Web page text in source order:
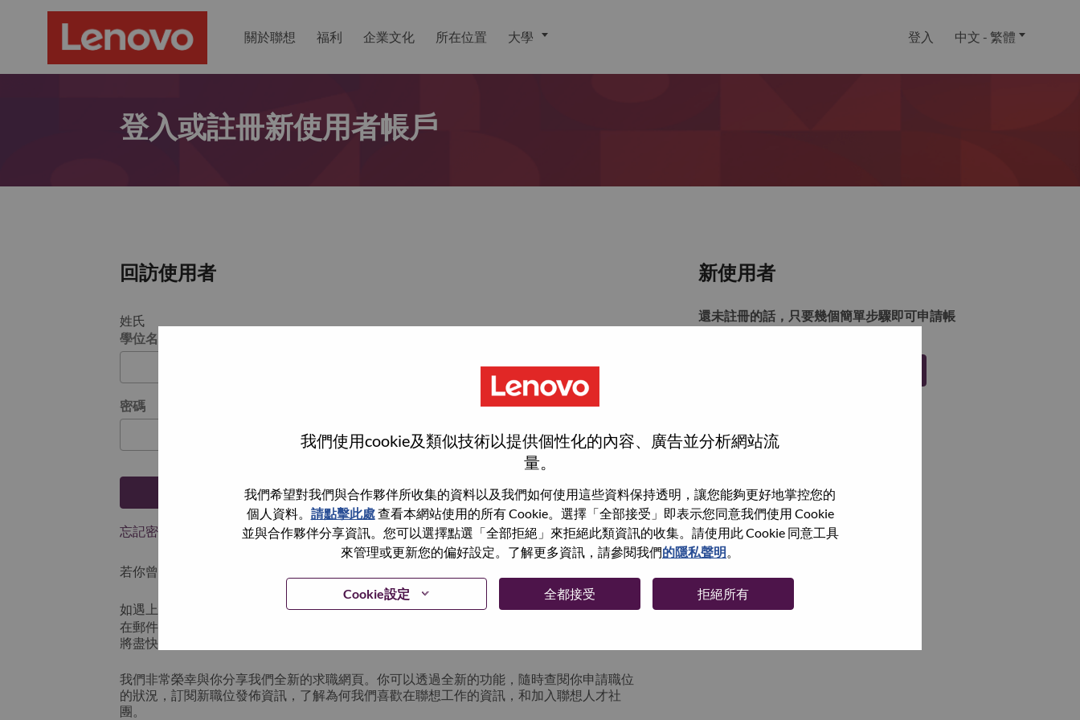
我們使用cookie及類似技術以提供個性化的內容、廣告並分析網站流
量。
我們希望對我們與合作夥伴所收集的資料以及我們如何使用這些資料保持透明，讓您能夠更好地掌控您的
個人資料。 請點擊此處查看本網站使用的所有 Cookie。選擇「全部接受」即表示您同意我們使用 Cookie
並與合作夥伴分享資訊。您可以選擇點選「全部拒絕」來拒絕此類資訊的收集。請使用此 Cookie 同意工具
來管理或更新您的偏好設定。了解更多資訊，請參閱我們的隱私聲明。
Cookie設定 全都接受 拒絕所有
關於聯想 福利 企業文化 所在位置 大學 登入 中文 - 繁體
登入或註冊新使用者帳戶
回訪使用者
姓氏
學位名稱
密碼
登入
忘記密碼了？
若你曾使用你的電子郵件申請我們的職位，你可以選擇”忘記密碼”重新設定你的登入資料
如遇上登入問題，或無法建立帳號。請連絡我們的人力資源部門hrsupport@lenovo.com請
在郵件的主題寫上 “Application login issue” 及在郵件中例明你遇到的問題和附上截圖。我們
將盡快與你聯絡。
我們非常榮幸與你分享我們全新的求職網頁。你可以透過全新的功能，隨時查閱你申請職位
的狀況，訂閱新職位發佈資訊，了解為何我們喜歡在聯想工作的資訊，和加入聯想人才社
團。
新使用者
還未註冊的話，只要幾個簡單步驟即可申請帳